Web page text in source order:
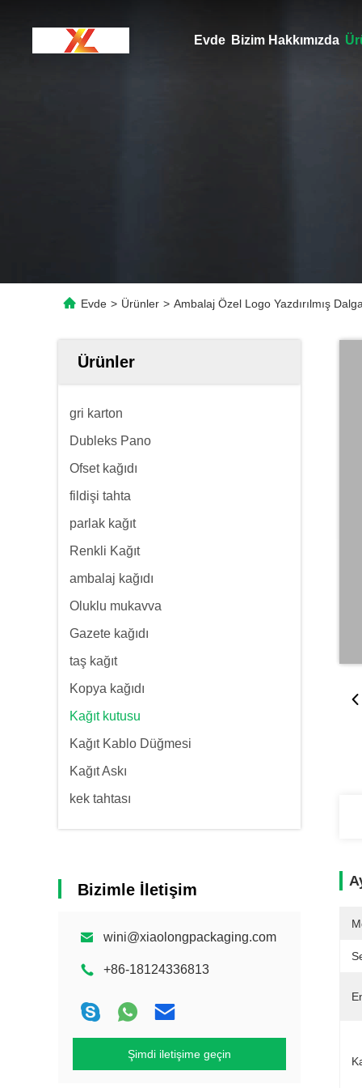
Evde Bizim Hakkımızda
Evde > Ürünler > Ambalaj Özel Logo Yazdırılmış
Ürünler
gri karton
Dubleks Pano
Ofset kağıdı
fildişi tahta
parlak kağıt
Renkli Kağıt
ambalaj kağıdı
Oluklu mukavva
Gazete kağıdı
taş kağıt
Kopya kağıdı
Kağıt kutusu
Kağıt Kablo Düğmesi
Kağıt Askı
kek tahtası
Bizimle İletişim
wini@xiaolongpackaging.com
+86-18124336813
Şimdi iletişime geçin